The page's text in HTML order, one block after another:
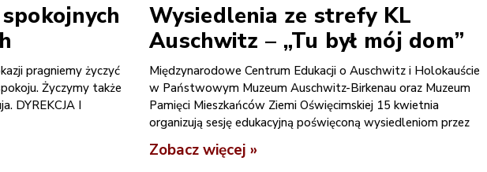
pragniemy życzyć
Życzymy także
DYREKCJA I
Wysiedlenia ze strefy KL
Auschwitz – „Tu był mój dom”
Międzynarodowe Centrum Edukacji o Auschwitz i Holokauście
w Państwowym Muzeum Auschwitz-Birkenau oraz Muzeum
Pamięci Mieszkańców Ziemi Oświęcimskiej 15 kwietnia
organizują sesję edukacyjną poświęconą wysiedleniom przez
Zobacz więcej »